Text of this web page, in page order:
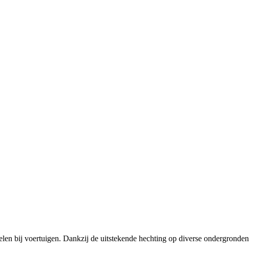
bij voertuigen. Dankzij de uitstekende hechting op diverse ondergronden